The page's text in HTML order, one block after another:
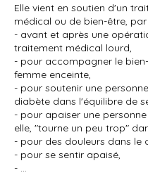
Elle vient en soutien d'un
médical ou de bien-être, par
- avant et après une
traitement médical lourd,
- pour accompagner le
femme enceinte,
- pour soutenir une
diabète dans l'équilibre de
- pour apaiser une
elle, "tourne un peu trop"
- pour des douleurs dans le
- pour se sentir apaisé,
- ...